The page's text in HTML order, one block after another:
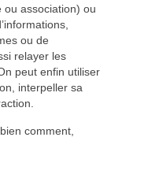
ou association) ou
ou de
relayer les
peut enfin utiliser
interpeller sa
comment,